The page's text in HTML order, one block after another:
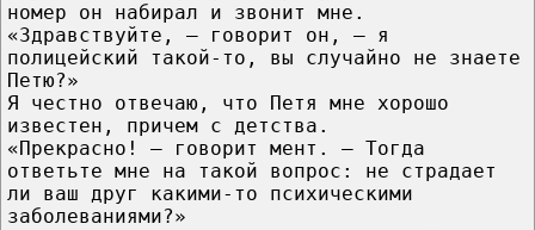
номер он набирал и звонит мне.
«Здравствуйте, – говорит он, – я
полицейский такой-то, вы случайно не знаете
Петю?»
Я честно отвечаю, что Петя мне хорошо
известен, причем с детства.
«Прекрасно! – говорит мент. – Тогда
ответьте мне на такой вопрос: не страдает
ли ваш друг какими-то психическими
заболеваниями?»